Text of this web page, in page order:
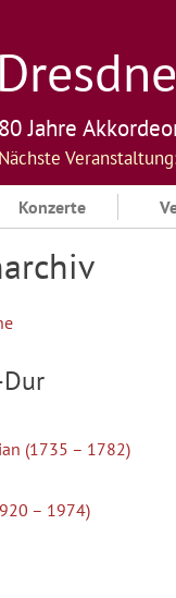
80 Jahre
Nächste
Konzerte
(1735 – 1782)
– 1974)